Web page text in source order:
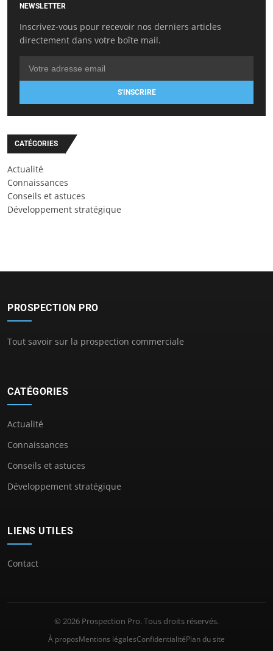
NEWSLETTER
Inscrivez-vous pour recevoir nos derniers articles
directement dans votre boîte mail.
S'INSCRIRE
CATÉGORIES
Actualité
Connaissances
Conseils et astuces
Développement stratégique
PROSPECTION PRO
Tout savoir sur la prospection commerciale
CATÉGORIES
Actualité
Connaissances
Conseils et astuces
Développement stratégique
LIENS UTILES
Contact
© 2026 Prospection Pro. Tous droits réservés.
À proposMentions légalesConfidentialitéPlan du site